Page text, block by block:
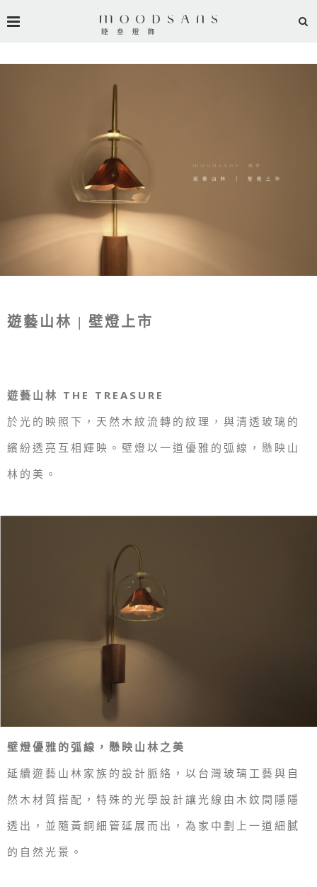
遊藝山林 | 壁燈上市
遊藝山林 THE TREASURE
於光的映照下，天然木紋流轉的紋理，與清透玻璃的
繽紛透亮互相輝映。壁燈以一道優雅的弧線，懸映山
林的美。
壁燈優雅的弧線，懸映山林之美
延續遊藝山林家族的設計脈絡，以台灣玻璃工藝與自
然木材質搭配，特殊的光學設計讓光線由木紋間隱隱
透出，並隨黃銅細管延展而出，為家中劃上一道細膩
的自然光景。